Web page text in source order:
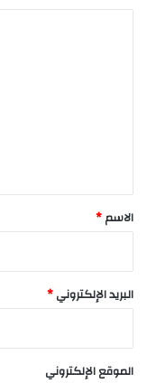
*
الاسم*
البريد الإلكتروني*
الموقع الإلكتروني